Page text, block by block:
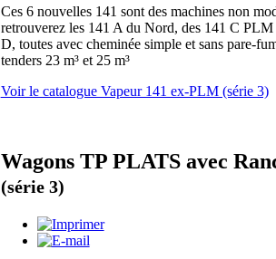
Ces 6 nouvelles 141 sont des machines non
retrouverez les 141 A du Nord, des 141 C PLM
D, toutes avec cheminée simple et sans pare-
tenders 23 m³ et 25 m³
Voir le catalogue Vapeur 141 ex-PLM (série 3)
Wagons TP PLATS avec
(série 3)